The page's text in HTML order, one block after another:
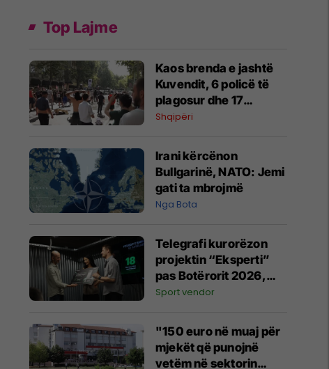
Top Lajme
Kaos brenda e jashtë
Kuvendit, 6 policë të
plagosur dhe 17
protestues në spital
Shqipëri
Irani kërcënon
Bullgarinë, NATO: Jemi
gati ta mbrojmë
Nga Bota
Telegrafi kurorëzon
projektin “Eksperti”
pas Botërorit 2026,
ndan çmimet kryesore
Sport vendor
"150 euro në muaj për
mjekët që punojnë
vetëm në sektorin